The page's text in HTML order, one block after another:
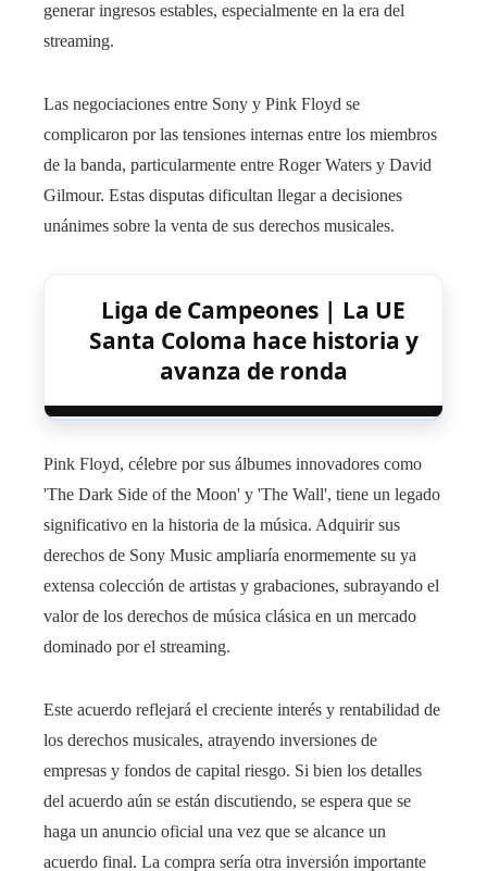
generar ingresos estables, especialmente en la era del
streaming.
Las negociaciones entre Sony y Pink Floyd se
complicaron por las tensiones internas entre los miembros
de la banda, particularmente entre Roger Waters y David
Gilmour. Estas disputas dificultan llegar a decisiones
unánimes sobre la venta de sus derechos musicales.
Liga de Campeones | La UE
Santa Coloma hace historia y
avanza de ronda
Pink Floyd, célebre por sus álbumes innovadores como
'The Dark Side of the Moon' y 'The Wall', tiene un legado
significativo en la historia de la música. Adquirir sus
derechos de Sony Music ampliaría enormemente su ya
extensa colección de artistas y grabaciones, subrayando el
valor de los derechos de música clásica en un mercado
dominado por el streaming.
Este acuerdo reflejará el creciente interés y rentabilidad de
los derechos musicales, atrayendo inversiones de
empresas y fondos de capital riesgo. Si bien los detalles
del acuerdo aún se están discutiendo, se espera que se
haga un anuncio oficial una vez que se alcance un
acuerdo final. La compra sería otra inversión importante